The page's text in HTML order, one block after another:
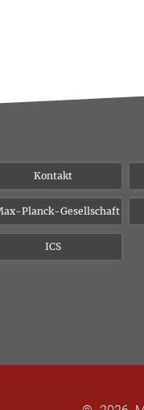
Kontakt
Planck-Gesellschaft
ICS